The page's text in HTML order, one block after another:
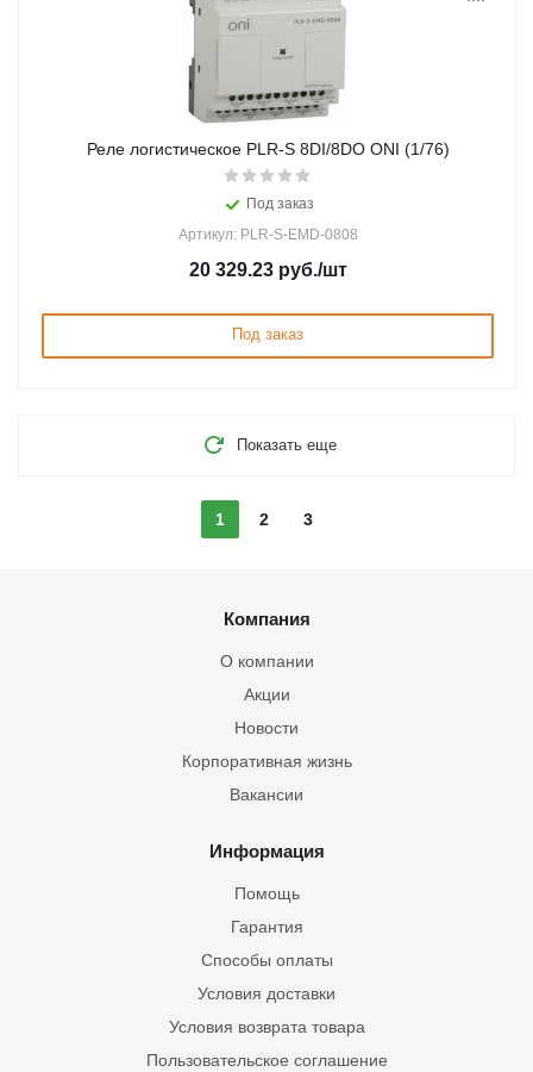
Реле логистическое PLR-S 8DI/8DO ONI (1/76)
Под заказ
Артикул: PLR-S-EMD-0808
20 329.23руб./шт
Под заказ
Показать еще
1 2 3
Компания
О компании
Акции
Новости
Корпоративная жизнь
Вакансии
Информация
Помощь
Гарантия
Способы оплаты
Условия доставки
Условия возврата товара
Пользовательское соглашение